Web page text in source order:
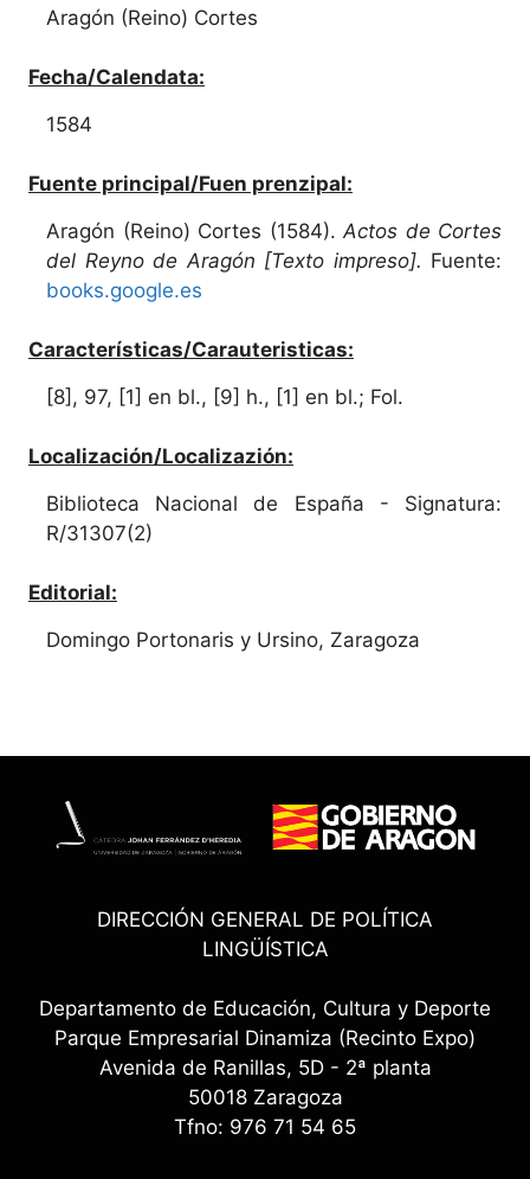
Aragón (Reino) Cortes
Fecha/Calendata:
1584
Fuente principal/Fuen prenzipal:
Aragón (Reino) Cortes (1584). Actos de Cortes
del Reyno de Aragón [Texto impreso]. Fuente:
books.google.es
Características/Carauteristicas:
[8], 97, [1] en bl., [9] h., [1] en bl.; Fol.
Localización/Localizazión:
Biblioteca Nacional de España - Signatura:
R/31307(2)
Editorial:
Domingo Portonaris y Ursino, Zaragoza
DIRECCIÓN GENERAL DE POLÍTICA
LINGÜÍSTICA
Departamento de Educación, Cultura y Deporte
Parque Empresarial Dinamiza (Recinto Expo)
Avenida de Ranillas, 5D - 2ª planta
50018 Zaragoza
Tfno: 976 71 54 65